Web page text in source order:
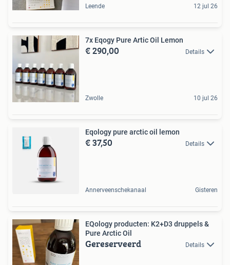
Leende 12 jul 26
7x Eqogy Pure Artic Oil Lemon
€ 290,00 Details
Zwolle 10 jul 26
Eqology pure arctic oil lemon
€ 37,50 Details
Annerveenschekanaal Gisteren
EQology producten: K2+D3 druppels &
Pure Arctic Oil
Gereserveerd Details